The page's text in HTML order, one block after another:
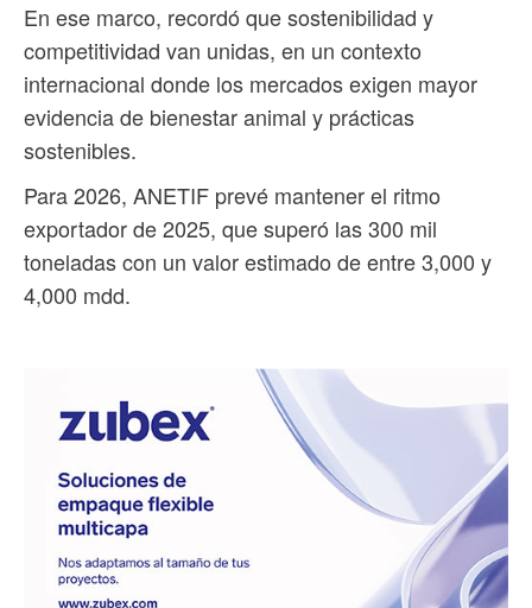
En ese marco, recordó que sostenibilidad y
competitividad van unidas, en un contexto
internacional donde los mercados exigen mayor
evidencia de bienestar animal y prácticas
sostenibles.
Para 2026, ANETIF prevé mantener el ritmo
exportador de 2025, que superó las 300 mil
toneladas con un valor estimado de entre 3,000 y
4,000 mdd.